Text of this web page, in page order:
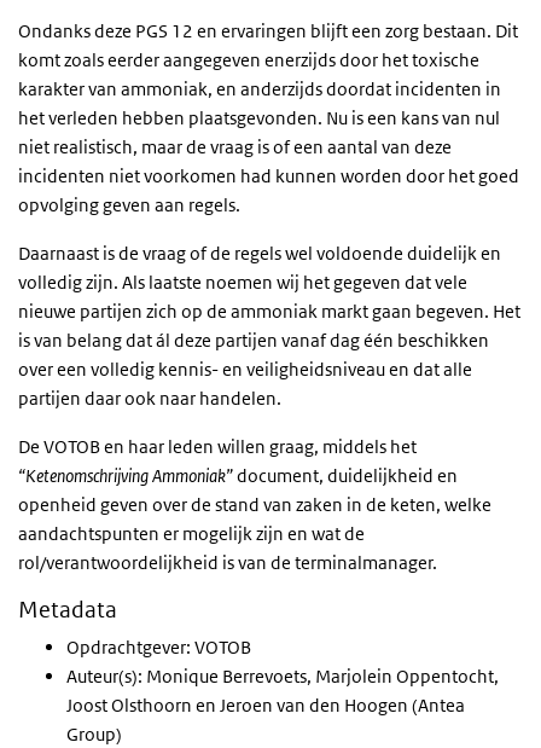
Ondanks deze PGS 12 en ervaringen blijft een zorg bestaan. Dit
komt zoals eerder aangegeven enerzijds door het toxische
karakter van ammoniak, en anderzijds doordat incidenten in
het verleden hebben plaatsgevonden. Nu is een kans van nul
niet realistisch, maar de vraag is of een aantal van deze
incidenten niet voorkomen had kunnen worden door het goed
opvolging geven aan regels.
Daarnaast is de vraag of de regels wel voldoende duidelijk en
volledig zijn. Als laatste noemen wij het gegeven dat vele
nieuwe partijen zich op de ammoniak markt gaan begeven. Het
is van belang dat ál deze partijen vanaf dag één beschikken
over een volledig kennis- en veiligheidsniveau en dat alle
partijen daar ook naar handelen.
De VOTOB en haar leden willen graag, middels het
“Ketenomschrijving Ammoniak”document, duidelijkheid en
openheid geven over de stand van zaken in de keten, welke
aandachtspunten er mogelijk zijn en wat de
rol/verantwoordelijkheid is van de terminalmanager.
Metadata
Opdrachtgever: VOTOB
Auteur(s): Monique Berrevoets, Marjolein Oppentocht,
Joost Olsthoorn en Jeroen van den Hoogen (Antea
Group)